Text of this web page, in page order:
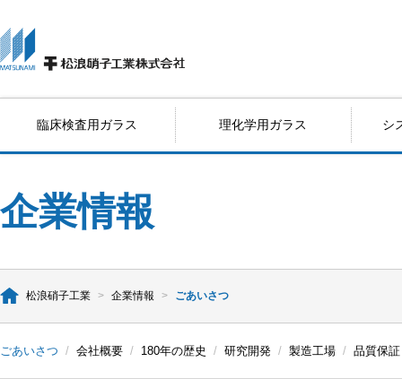
臨床検査用ガラス 理化学用ガラス シ
企業情報
松浪硝子工業 > 企業情報 > ごあいさつ
ごあいさつ / 会社概要 / 180年の歴史 / 研究開発 / 製造工場 / 品質保証